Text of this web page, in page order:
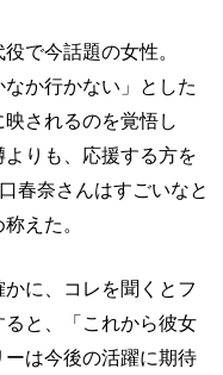
で今話題の女性。
なか行かない」とした
されるのを覚悟し
りも、応援する方を
春奈さんはすごいなと
えた。
に、コレを聞くとフ
と、「これから彼女
は今後の活躍に期待